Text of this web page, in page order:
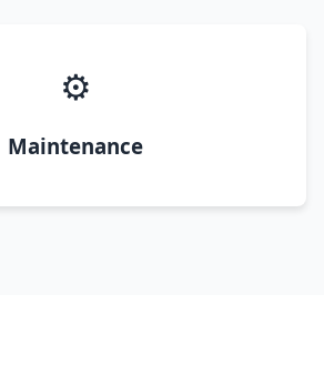
⚙️
Maintenance